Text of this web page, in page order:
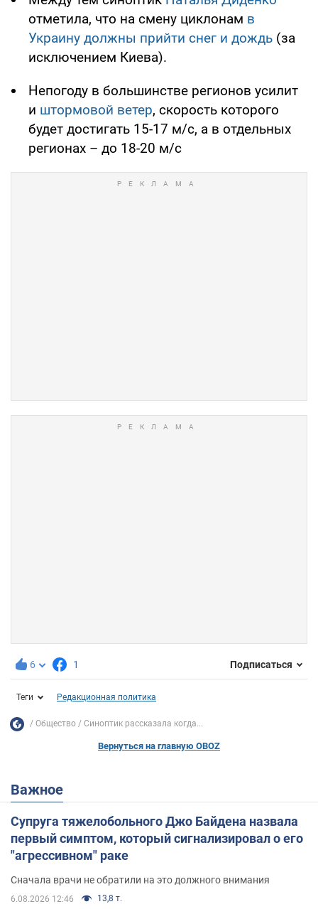
отметила, что на смену циклонам в
Украину должны прийти снег и дождь (за
исключением Киева).
Непогоду в большинстве регионов усилит
и штормовой ветер, скорость которого
будет достигать 15-17 м/с, а в отдельных
регионах – до 18-20 м/с
6 1 Подписаться
Теги Редакционная политика
Общество Синоптик рассказала когда...
Вернуться на главную OBOZ
Важное
Супруга тяжелобольного Джо Байдена назвала
первый симптом, который сигнализировал о его
"агрессивном" раке
Сначала врачи не обратили на это должного внимания
6.08.2026 12:46 13,8 т.